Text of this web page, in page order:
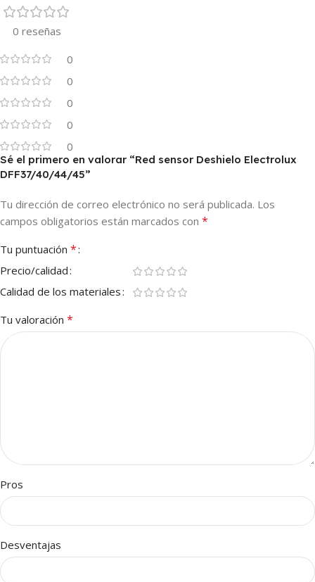
0 reseñas
0
0
0
0
0
Sé el primero en valorar “Red sensor Deshielo Electrolux
DFF37/40/44/45”
Tu dirección de correo electrónico no será publicada. Los
campos obligatorios están marcados con *
Tu puntuación *
Precio/calidad
Calidad de los materiales
Tu valoración *
Pros
Desventajas